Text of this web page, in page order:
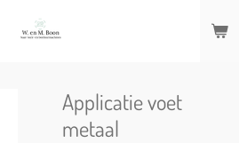
Applicatie voet
metaal